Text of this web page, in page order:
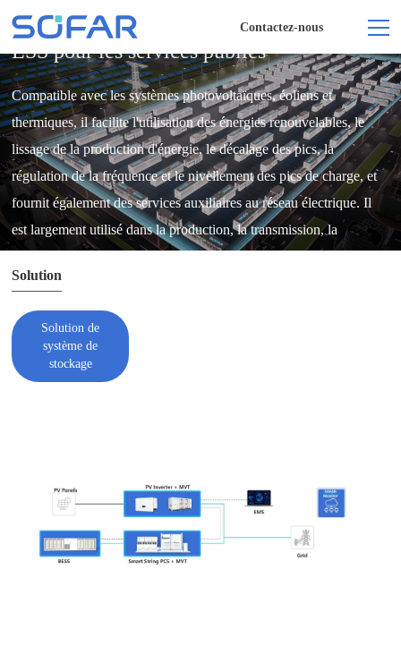
Contactez-nous
ESS pour les services publics
Compatible avec les systèmes photovoltaïques, éoliens et
thermiques, il facilite l'utilisation des énergies renouvelables, le
lissage de la production d'énergie, le décalage des pics, la
régulation de la fréquence et le nivellement des pics de charge, et
fournit également des services auxiliaires au réseau électrique. Il
est largement utilisé dans la production, la transmission, la
distribution et l'utilisation de l'énergie.
Solution
Solution de
système de
stockage